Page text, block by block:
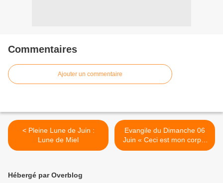
Commentaires
Ajouter un commentaire
< Pleine Lune de Juin :
Lune de Miel
Evangile du Dimanche 06
Juin « Ceci est mon corps,
ceci est mon sang » (Mc
Hébergé par Overblog